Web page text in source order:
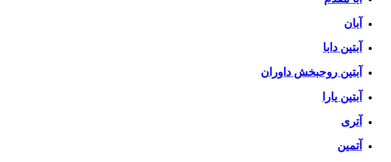
آبان
آبتین دابا
آبتین روحبخش داوران
آبتین یارا
آتری
آتمین